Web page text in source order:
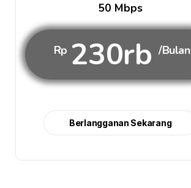
50 Mbps
Rp 230rb /Bulan
Berlangganan Sekarang